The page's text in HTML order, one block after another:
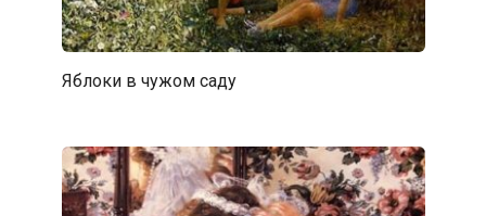
Яблоки в чужом саду